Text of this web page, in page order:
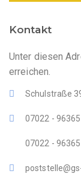
Kontakt
Unter diesen
erreichen.
Schulstraße
07022 -
07022 -